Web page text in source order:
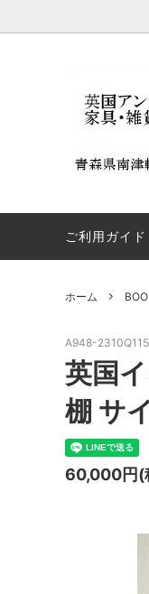
OTHERS
Q'S
クス）に
ください
ご利用ガイド
ホーム
A948-2310Q115
英国
棚 サ
60,000円(